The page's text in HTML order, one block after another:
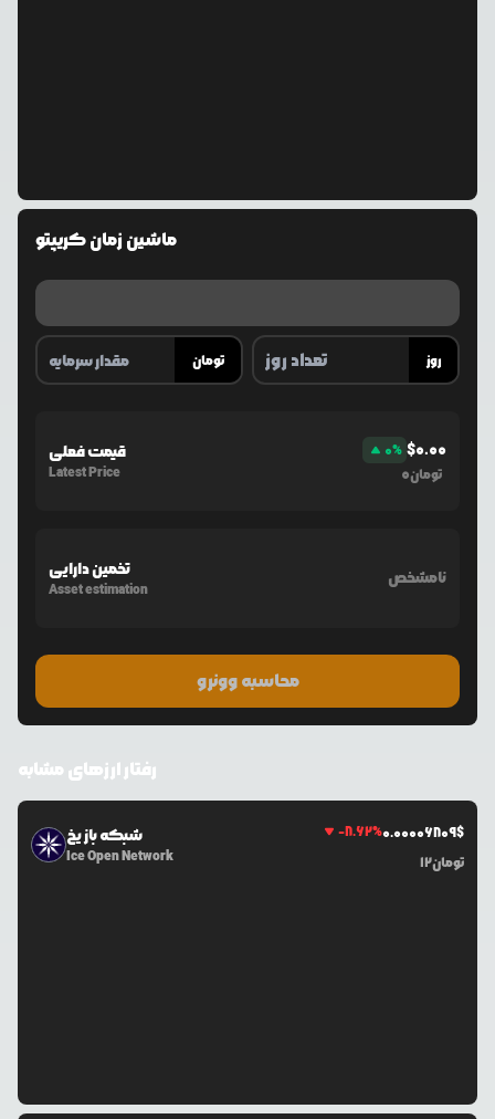
ماشین زمان کریپتو
تومان روز
قیمت فعلی
Latest Price
0% $0.00
0تومان
تخمین دارایی
Asset estimation
نامشخص
محاسبه وونرو
رفتار ارزهای مشابه
شبکه باز یخ
Ice Open Network
-8.62%0.00006809$
12تومان